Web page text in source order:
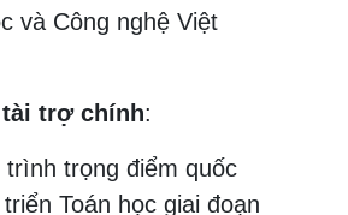
và Công nghệ Việt
trợ chính:
trọng điểm quốc
Toán học giai đoạn